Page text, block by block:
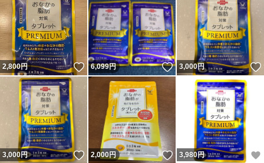
2,800円 いいね！
6,099円 いいね！
3,000円
3,000円 いいね！
2,000円 いいね！
3,980円